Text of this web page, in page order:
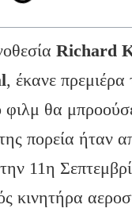
Richard
, έκανε
φιλμ θα
πορεία ήταν
11η
κινητήρα